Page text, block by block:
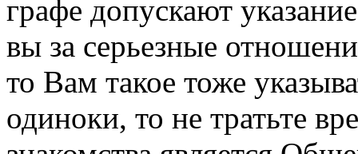
графе допускают
вы за серьезные
то Вам такое тоже
одиноки, то не тратьте